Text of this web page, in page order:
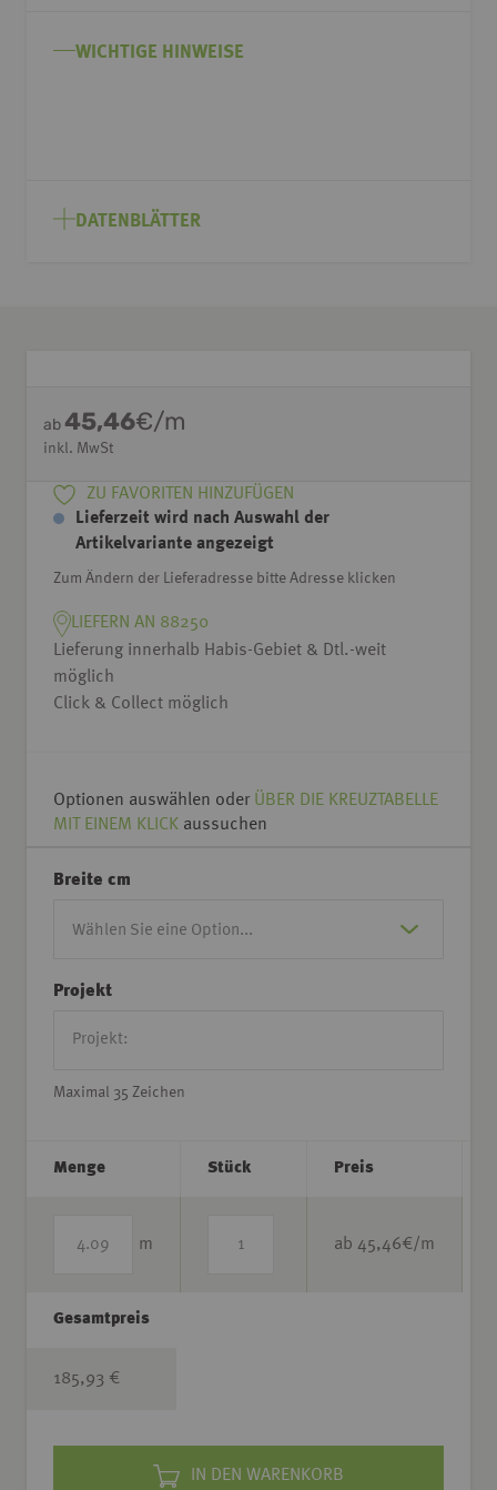
springenWICHTIGE HINWEISE
DATENBLÄTTER
ab45,46€/m
inkl. MwSt
ZU FAVORITEN HINZUFÜGEN
Lieferzeit wird nach Auswahl der
Artikelvariante angezeigt
Zum Ändern der Lieferadresse bitte Adresse klicken
LIEFERN AN 88250
Lieferung innerhalb Habis-Gebiet & Dtl.-weit
möglich
Click & Collect möglich
Optionen auswählen oder ÜBER DIE KREUZTABELLE
MIT EINEM KLICK aussuchen
Breite cm
Projekt
Maximal 35 Zeichen
Menge
m
Stück Preis
ab 45,46€/m
Gesamtpreis
185,93 €
IN DEN WARENKORB